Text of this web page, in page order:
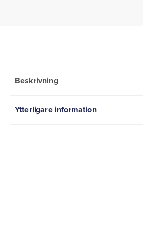
Beskrivning
Ytterligare information